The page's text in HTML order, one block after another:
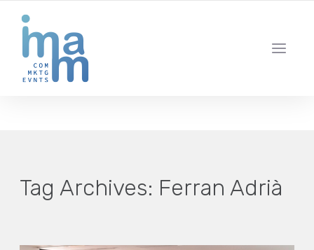
IBIZA · MADRID · BARCELONA
Tag Archives: Ferran Adrià